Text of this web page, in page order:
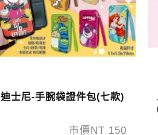
迪士尼-手腕袋證件包(七款)
市價NT 150